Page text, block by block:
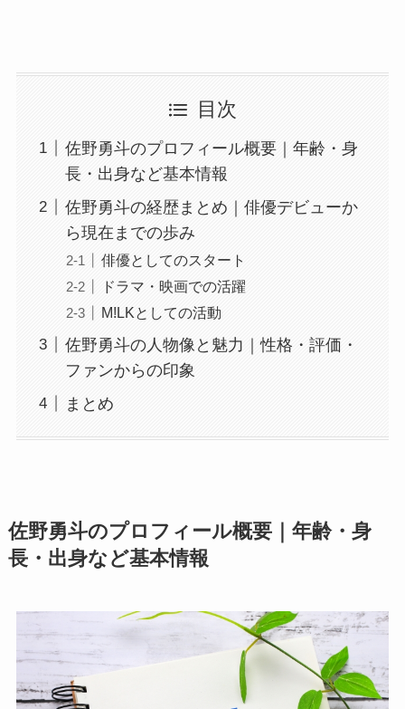
目次
佐野勇斗のプロフィール概要｜年齢・身
長・出身など基本情報
佐野勇斗の経歴まとめ｜俳優デビューか
ら現在までの歩み
俳優としてのスタート
ドラマ・映画での活躍
M!LKとしての活動
佐野勇斗の人物像と魅力｜性格・評価・
ファンからの印象
まとめ
佐野勇斗のプロフィール概要｜年齢・身
長・出身など基本情報